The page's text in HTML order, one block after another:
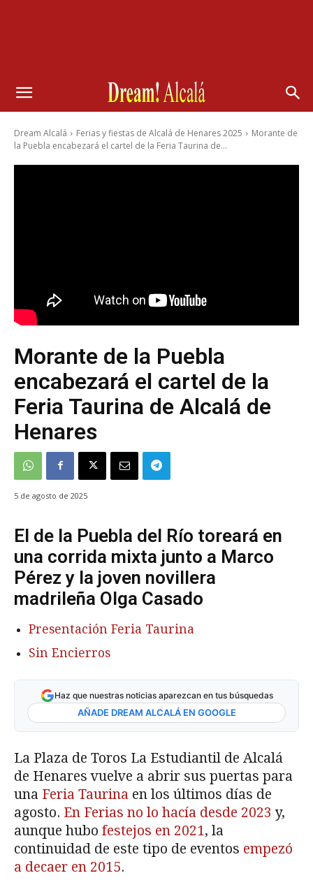
Dream Alcalá Ferias y fiestas de Alcalá de Henares 2025
Morante de
la Puebla encabezará el cartel de la Feria Taurina de...
Morante de la Puebla
encabezará el cartel de la
Feria Taurina de Alcalá de
Henares
5 de agosto de 2025
El de la Puebla del Río toreará en
una corrida mixta junto a Marco
Pérez y la joven novillera
madrileña Olga Casado
Presentación Feria Taurina
Sin Encierros
Haz que nuestras noticias aparezcan en tus búsquedas
AÑADE DREAM ALCALÁ EN GOOGLE
La Plaza de Toros La Estudiantil de Alcalá
de Henares vuelve a abrir sus puertas para
una Feria Taurina en los últimos días de
agosto. En Ferias no lo hacía desde 2023 y,
aunque hubo festejos en 2021, la
continuidad de este tipo de eventos empezó
a decaer en 2015.